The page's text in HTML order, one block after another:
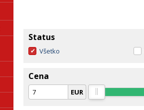
Status
Všetko
Cena
EUR